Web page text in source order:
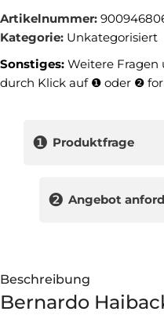
Artikelnummer:
Kategorie: Unkategorisiert
Sonstiges: Weitere
durch Klick auf ❶ oder ❷
❶ Produktfrage
❷ Angebot
Beschreibung
Bernardo